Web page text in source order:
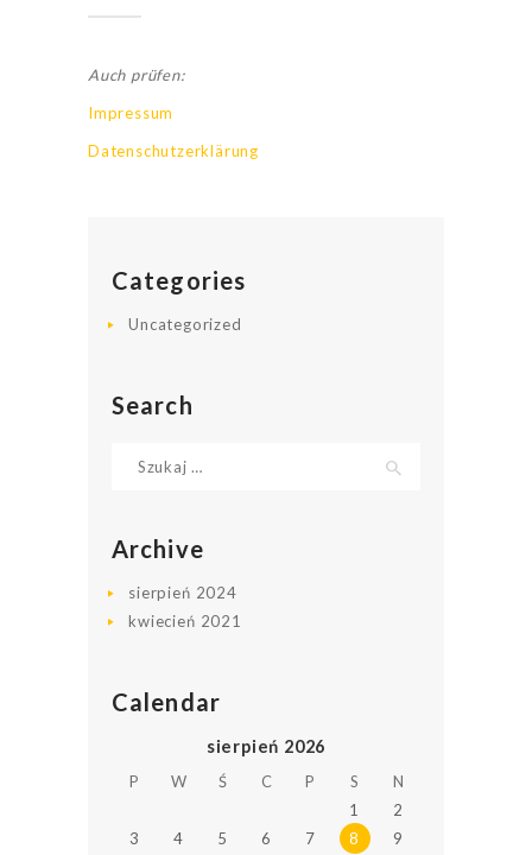
Auch prüfen:
Impressum
Datenschutzerklärung
Categories
Uncategorized
Search
Archive
sierpień 2024
kwiecień 2021
Calendar
sierpień 2026
P W Ś C P S
N
1
2
3
4 5 6 7 8
9